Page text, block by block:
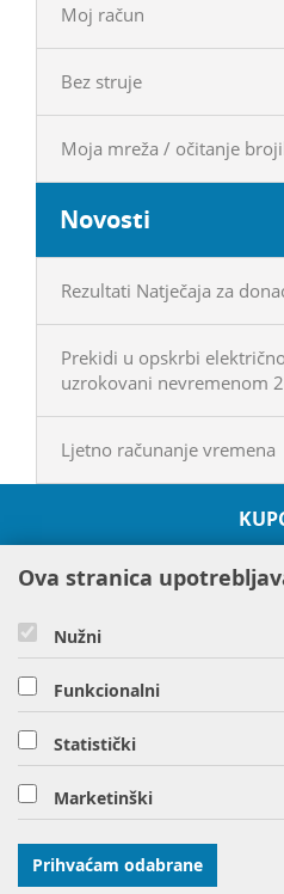
Moj račun
Bez struje
Moja mreža / očitanje
Novosti
Rezultati Natječaja za
Prekidi u opskrbi
uzrokovani nevremenom
Ljetno računanje vremena
O HEP
DRUŠTVENA
Hrvatska elektroprivreda d.d.
tel: 01 63 22 111,
Ova stranica
Nužni
Funkcionalni
Statistički
Marketinški
Prihvaćam odabrane